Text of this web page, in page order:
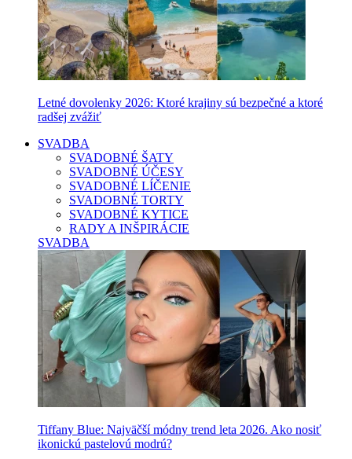
Letné dovolenky 2026: Ktoré krajiny sú bezpečné a ktoré
radšej zvážiť
SVADBA
SVADOBNÉ ŠATY
SVADOBNÉ ÚČESY
SVADOBNÉ LÍČENIE
SVADOBNÉ TORTY
SVADOBNÉ KYTICE
RADY A INŠPIRÁCIE
SVADBA
Tiffany Blue: Najväčší módny trend leta 2026. Ako nosiť
ikonickú pastelovú modrú?